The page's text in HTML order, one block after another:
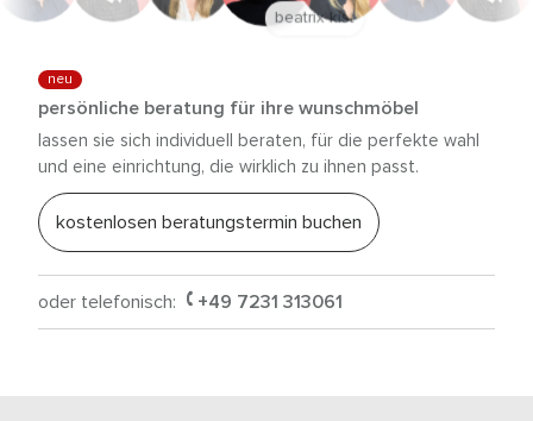
neu
persönliche beratung für ihre wunschmöbel
lassen sie sich individuell beraten, für die perfekte wahl
und eine einrichtung, die wirklich zu ihnen passt.
kostenlosen beratungstermin buchen
oder telefonisch: +49 7231 313061
anna trautz